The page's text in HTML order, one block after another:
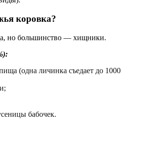
коровка?
но большинство — хищники.
(одна личинка съедает до 1000
бабочек.